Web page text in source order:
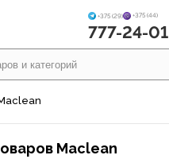
+375 (29) +375 (44)
777-24-01
Maclean